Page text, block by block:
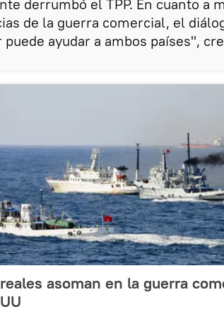
derrumbó el TPP. En cuanto a
de la guerra comercial, el
ayudar a ambos países",
asoman en la guerra